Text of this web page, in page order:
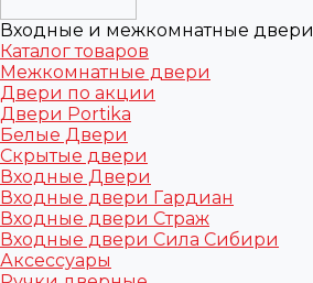
Входные и межкомнатные двери
Каталог товаров
Межкомнатные двери
Двери по акции
Двери Portika
Белые Двери
Скрытые двери
Входные Двери
Входные двери Гардиан
Входные двери Страж
Входные двери Сила Сибири
Аксессуары